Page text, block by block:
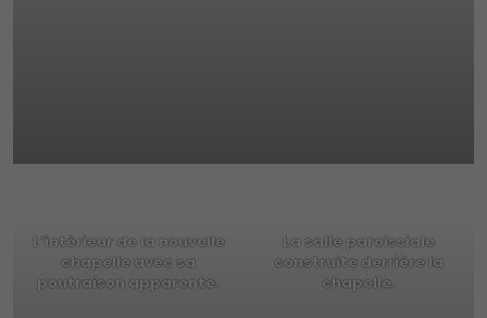
L’intérieur de la nouvelle
chapelle avec sa
poutraison apparente.
La salle paroissiale
construite derrière la
chapelle.